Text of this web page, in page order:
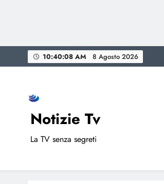
to
10:40:10 AM 8 Agosto 2026
Notizie Tv
La TV senza segreti